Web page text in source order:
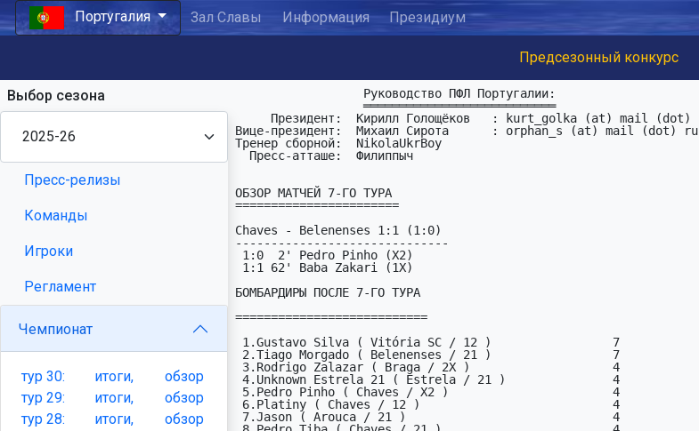
Португалия Зал Славы Информация Президиум
Предсезонный конкурс
Выбор сезона
Пресс-релизы
Команды
Игроки
Регламент
Чемпионат
тур 30: итоги,
обзор
тур 29: итоги,
обзор
тур 28: итоги,
обзор
                  ═══════════════════════════
Вице-президент:  Михаил Сирота      : orphan_s (at) mail (dot) ru
Тренер сборной:  NikolaUkrBoy
ОБЗОР МАТЧЕЙ 7-ГО ТУРА
=======================
Chaves - Belenenses 1:1 (1:0)
------------------------------
БОМБАРДИРЫ ПОСЛЕ 7-ГО ТУРА
===========================